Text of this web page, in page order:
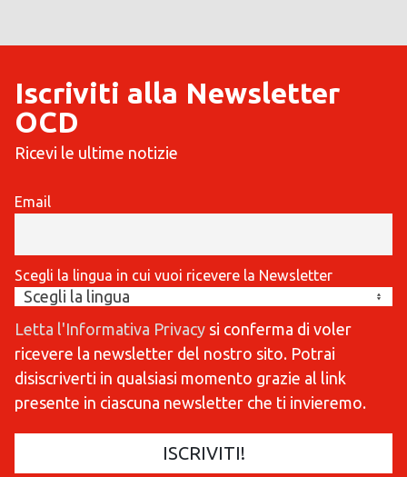
Iscriviti alla Newsletter
OCD
Ricevi le ultime notizie
Email
Scegli la lingua in cui vuoi ricevere la Newsletter
Letta l'Informativa Privacy si conferma di voler
ricevere la newsletter del nostro sito. Potrai
disiscriverti in qualsiasi momento grazie al link
presente in ciascuna newsletter che ti invieremo.